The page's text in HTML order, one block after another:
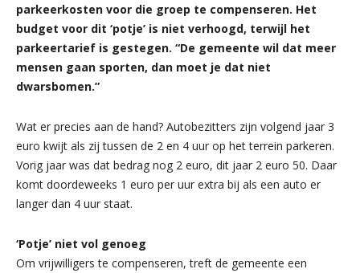
parkeerkosten voor die groep te compenseren. Het
budget voor dit ‘potje’ is niet verhoogd, terwijl het
parkeertarief is gestegen. “De gemeente wil dat meer
mensen gaan sporten, dan moet je dat niet
dwarsbomen.”
Wat er precies aan de hand? Autobezitters zijn volgend jaar 3
euro kwijt als zij tussen de 2 en 4 uur op het terrein parkeren.
Vorig jaar was dat bedrag nog 2 euro, dit jaar 2 euro 50. Daar
komt doordeweeks 1 euro per uur extra bij als een auto er
langer dan 4 uur staat.
‘Potje’ niet vol genoeg
Om vrijwilligers te compenseren, treft de gemeente een